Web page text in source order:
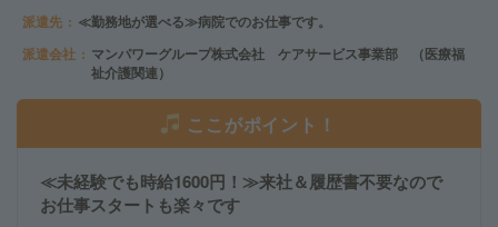
派遣先
≪勤務地が選べる≫病院でのお仕事です。
派遣会社
マンパワーグループ株式会社 ケアサービス事業部 （医療福
祉介護関連）
ここがポイント！
≪未経験でも時給1600円！≫来社＆履歴書不要なので
お仕事スタートも楽々です